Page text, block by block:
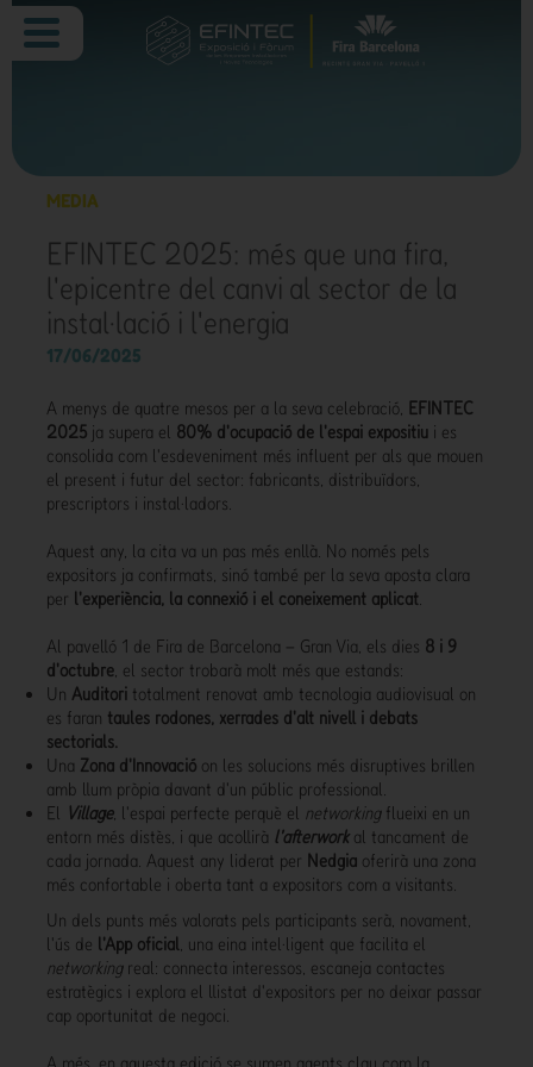
MEDIA
EFINTEC 2025: més que una fira,
l'epicentre del canvi al sector de la
instal·lació i l'energia
17/06/2025
A menys de quatre mesos per a la seva celebració, EFINTEC
2025 ja supera el 80% d'ocupació de l'espai expositiu i es
consolida com l'esdeveniment més influent per als que mouen
el present i futur del sector: fabricants, distribuïdors,
prescriptors i instal·ladors.
Aquest any, la cita va un pas més enllà. No només pels
expositors ja confirmats, sinó també per la seva aposta clara
per l'experiència, la connexió i el coneixement aplicat.
Al pavelló 1 de Fira de Barcelona – Gran Via, els dies 8 i 9
d'octubre, el sector trobarà molt més que estands:
Un Auditori totalment renovat amb tecnologia audiovisual on
es faran taules rodones, xerrades d'alt nivell i debats
sectorials.
Una Zona d'Innovació on les solucions més disruptives brillen
amb llum pròpia davant d'un públic professional.
El Village, l'espai perfecte perquè el networkingflueixi en un
entorn més distès, i que acollirà l'afterworkal tancament de
cada jornada. Aquest any liderat per Nedgia oferirà una zona
més confortable i oberta tant a expositors com a visitants.
Un dels punts més valorats pels participants serà, novament,
l'ús de l'App oficial, una eina intel·ligent que facilita el
networkingreal: connecta interessos, escaneja contactes
estratègics i explora el llistat d'expositors per no deixar passar
cap oportunitat de negoci.
A més, en aquesta edició se sumen agents clau com la